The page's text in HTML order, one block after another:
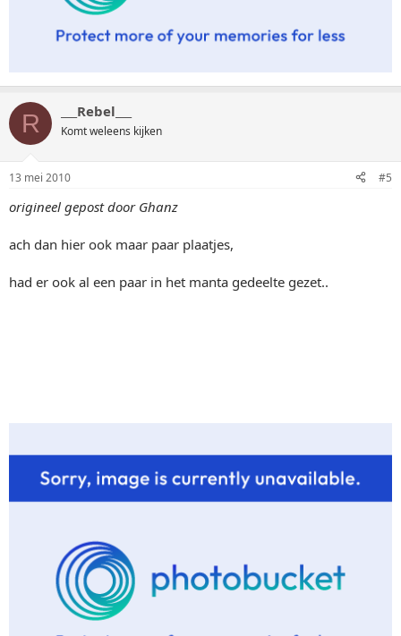
R ___Rebel___
Komt weleens kijken
13 mei 2010 #5
origineel gepost door Ghanz
ach dan hier ook maar paar plaatjes,
had er ook al een paar in het manta gedeelte gezet..